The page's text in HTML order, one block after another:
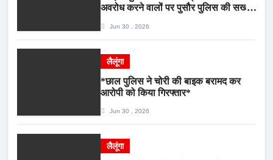
अवरोध करने वालों पर पुसौर पुलिस की सख्त
Jun 30 , 2026
लैलूंगा
*छाल पुलिस ने चोरी की बाइक बरामद कर
आरोपी को किया गिरफ्तार*
Jun 30 , 2026
लैलूंगा